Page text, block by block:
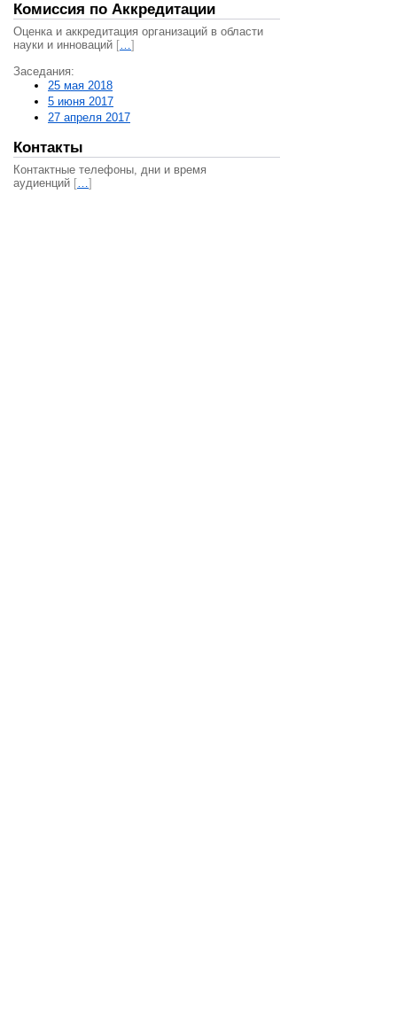
Комиссия по Аккредитации
Оценка и аккредитация организаций в области
науки и инноваций […]
Заседания:
25 мая 2018
5 июня 2017
27 апреля 2017
Контакты
Контактные телефоны, дни и время
аудиенций […]